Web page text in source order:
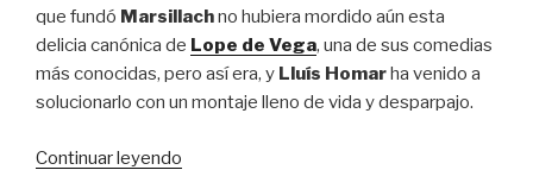
que fundó Marsillachno hubiera mordido aún esta
delicia canónica de Lope de Vega, una de sus comedias
más conocidas, pero así era, y Lluís Homarha venido a
solucionarlo con un montaje lleno de vida y desparpajo.
Continuar leyendo